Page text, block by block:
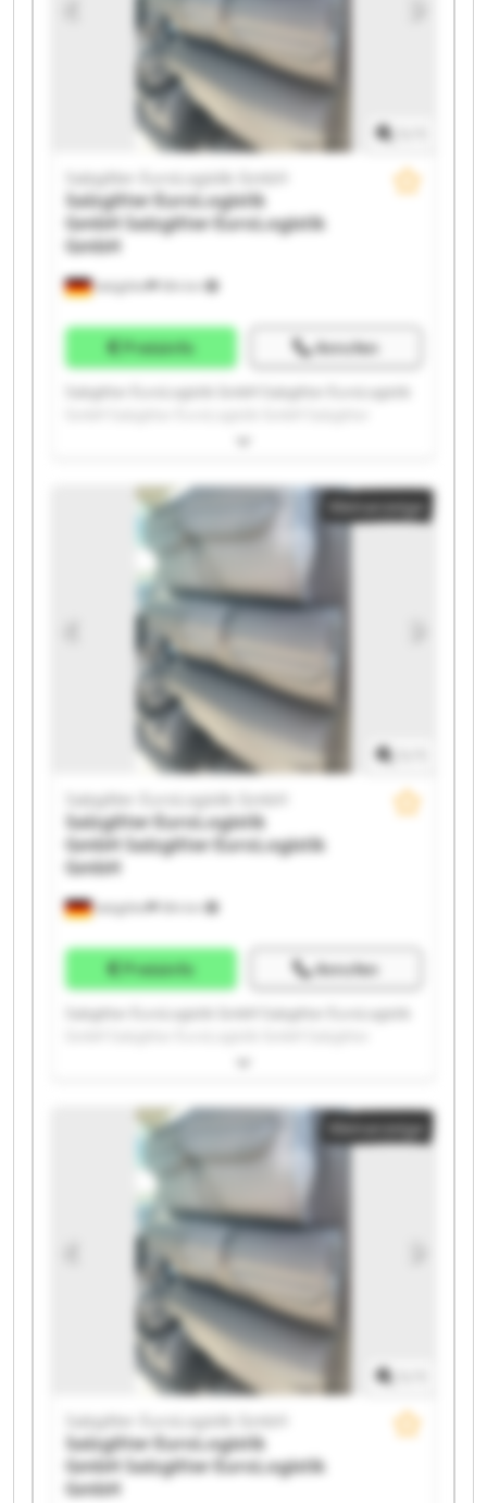
EuroLogistik GmbH Salzgitter EuroLogistik GmbH
Salzgitter
Salzgitter EuroLogistik GmbH
Salzgitter EuroLogistik
GmbH Salzgitter EuroLogistik
GmbH
Preisinfo Anrufen
Salzgitter EuroLogistik GmbH Salzgitter EuroLogistik
EuroLogistik GmbH Salzgitter EuroLogistik GmbH
GmbH Salzgitter EuroLogistik GmbH Salzgitter
EuroLogistik GmbH Salzgitter EuroLogistik GmbH
Salzgitter EuroLogistik GmbH Salzgitter EuroLogistik
GmbH Salzgitter EuroLogistik GmbH Salzgitter
EuroLogistik GmbH Salzgitter EuroLogistik GmbH
Salzgitter EuroLogistik GmbH Salzgitter EuroLogistik
GmbH Salzgitter EuroLogistik GmbH Salzgitter
EuroLogistik GmbH Salzgitter EuroLogistik GmbH
Kleinanzeige
Salzgitter
Salzgitter EuroLogistik GmbH
Salzgitter EuroLogistik
GmbH Salzgitter EuroLogistik
GmbH
Preisinfo Anrufen
EuroLogistik GmbH Salzgitter EuroLogistik GmbH
GmbH Salzgitter EuroLogistik GmbH Salzgitter
EuroLogistik GmbH Salzgitter EuroLogistik GmbH
Salzgitter EuroLogistik GmbH Salzgitter EuroLogistik
GmbH Salzgitter EuroLogistik GmbH Salzgitter
EuroLogistik GmbH Salzgitter EuroLogistik GmbH
Salzgitter EuroLogistik GmbH Salzgitter EuroLogistik
GmbH Salzgitter EuroLogistik GmbH Salzgitter
EuroLogistik GmbH Salzgitter EuroLogistik GmbH
Kleinanzeige
Salzgitter EuroLogistik GmbH
Salzgitter EuroLogistik
GmbH Salzgitter EuroLogistik
GmbH